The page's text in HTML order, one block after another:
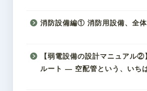
消防設備編① 消防用設備、全
【弱電設備の設計マニュアル②
ルート ― 空配管という、いち